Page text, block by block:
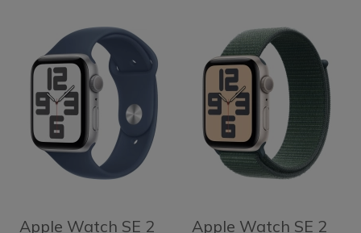
Apple Watch SE 2
Apple Watch SE 2